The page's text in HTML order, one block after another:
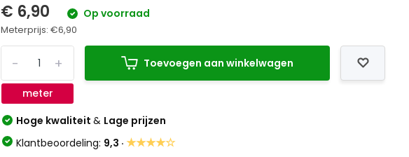
€ 6,90 Op voorraad
Meterprijs:€6,90
+
-
meter
Toevoegen aan winkelwagen
Hoge kwaliteit& Lage prijzen
Klantbeoordeling: 9,3 ·★★★★☆